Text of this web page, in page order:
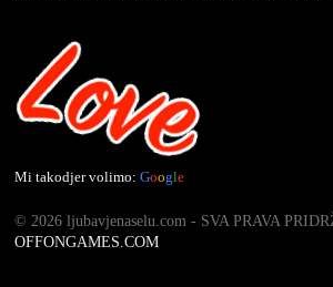
Mi takodjer volimo: Google
© 2026 ljubavjenaselu.com - SVA PRAVA
OFFONGAMES.COM